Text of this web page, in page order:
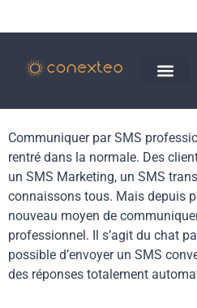
Communiquer par SMS
rentré dans la normale. Des
un SMS Marketing, un SMS
connaissons tous. Mais depuis
nouveau moyen de
professionnel. Il s’agit du chat
possible d’envoyer un SMS
des réponses totalement